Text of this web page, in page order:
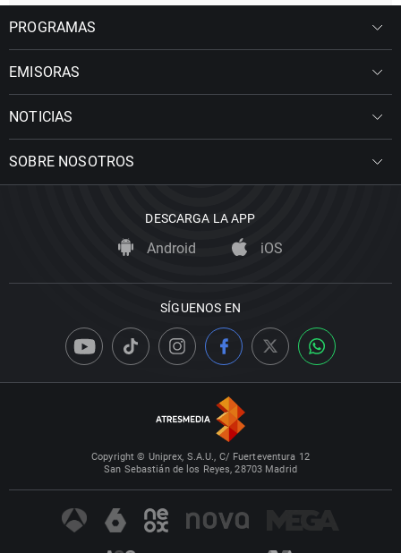
PROGRAMAS
EMISORAS
NOTICIAS
SOBRE NOSOTROS
DESCARGA LA APP
Android iOS
SÍGUENOS EN
Copyright © Uniprex, S.A.U., C/ Fuerteventura 12
San Sebastián de los Reyes, 28703 Madrid